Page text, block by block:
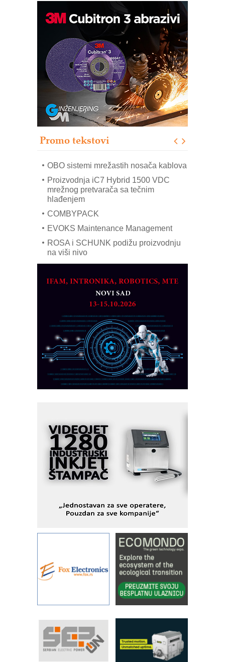
Promo tekstovi
Potpuna efikasnost bez složenih
sistema
Trajna oznaka kao dugoročna korist
Bezbednost na prvom mestu!
IB BLUMENAUER - više od 40 godina
poverenja u industriji
RMQ-TITAN ADVANCED INDICATOR
– Pametna signalizacija za efikasnije
upravljanje mašinama
Mitutoyo Crysta-Apex V PLUS: Nova
OBO sistemi mrežastih nosača kablova
Proizvodnja iC7 Hybrid 1500 VDC
mrežnog pretvarača sa tečnim
hlađenjem
COMBYPACK
EVOKS Maintenance Management
ROSA i SCHUNK podižu proizvodnju
na viši nivo
MAREX - Lim i mašine za savremena
Marcom-plast d.o.o.- vaš pouzdan
partner
CTO - Prilagodite svoju toplinsku
obradu!
Razvoj asortimanskog pravca MINI-
PLC AKYTEC
AUKOM: Svetski standard metrologije
dostupan u Srbiji
I.SAFE MOBILE revolucioniše
industrijsku automatizaciju
pionirskimmobile operator PANEL-OM
Fleksibilno stezanje i brzo
podešavanje u proizvodnji prototipova
KIP KOP – napredna rešenja za
objekte
Alba d.o.o. – 35 godina preciznosti u
IBeRTIM - oprema za ispitivanje
kontrole kvaliteta
STAUFF – Komponente koje
povećavaju pouzdanost hidrauličkih
pouzdanost u transferu fluida
Filtration Group Industrial – Napredna
rešenja za filtraciju u hidrauličkim i
procesnim sistemima